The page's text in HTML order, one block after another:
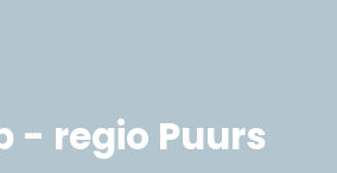
- regio Puurs